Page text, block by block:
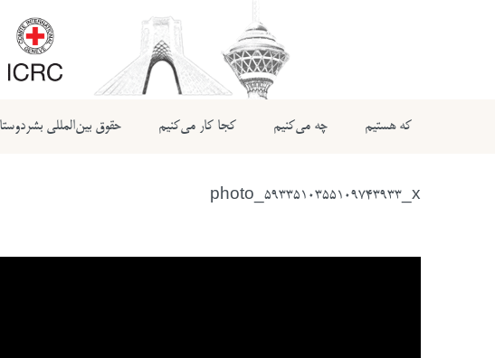
که هستیم چه می‌کنیم کجا کار می‌کنیم حقوق بین‌المللی
photo_5933510355109743933_x